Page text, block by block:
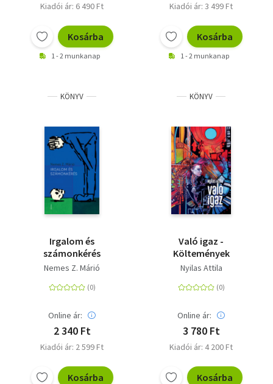
Kiadói ár: 6 490 Ft
Kosárba
1 - 2 munkanap
Kiadói ár: 3 499 Ft
Kosárba
1 - 2 munkanap
KÖNYV
Irgalom és
számonkérés
Nemes Z. Márió
Online ár:
2 340 Ft
Kiadói ár: 2 599 Ft
Kosárba
KÖNYV
Való igaz -
Költemények
Nyilas Attila
Online ár:
3 780 Ft
Kiadói ár: 4 200 Ft
Kosárba